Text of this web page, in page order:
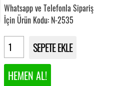
Whatsapp ve Telefonla Sipariş
İçin Ürün Kodu: N-2535
SEPETE EKLE
HEMEN AL!